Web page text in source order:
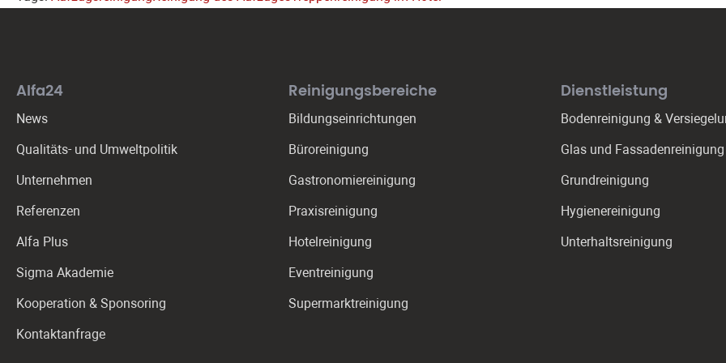
Alfa24
News
Qualitäts- und Umweltpolitik
Unternehmen
Referenzen
Alfa Plus
Sigma Akademie
Kooperation & Sponsoring
Kontaktanfrage
Reinigungs­bereiche
Bildungseinrichtungen
Büroreinigung
Gastronomie­reinigung
Praxis­reinigung
Hotelreinigung
Eventreinigung
Supermarktreinigung
Dienstleistung
Bodenreinigung &
Glas und Fassadenreinigung
Grundreinigung
Hygienereinigung
Unterhaltsreinigung